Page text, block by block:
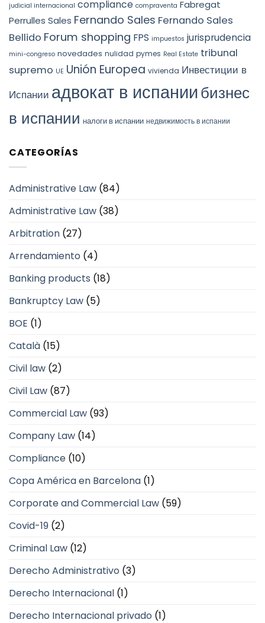
judicial internacional compliance compraventa Fabregat
Perrulles Sales Fernando Sales Fernando Sales
Bellido Forum shopping FPS impuestos jurisprudencia
mini-congreso novedades nulidad pymes Real Estate tribunal
supremo UE Unión Europea vivienda Инвестиции в
Испании адвокат в испаниибизнес
в испании налоги в испании недвижимость в испании
CATEGORÍAS
Administrative Law (84)
Administrative Law (38)
Arbitration (27)
Arrendamiento (4)
Banking products (18)
Bankruptcy Law (5)
BOE (1)
Català (15)
Civil law (2)
Civil Law (87)
Commercial Law (93)
Company Law (14)
Compliance (10)
Copa América en Barcelona (1)
Corporate and Commercial Law (59)
Covid-19 (2)
Criminal Law (12)
Derecho Administrativo (3)
Derecho Internacional (1)
Derecho Internacional privado (1)